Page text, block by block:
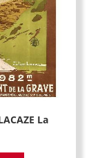
La